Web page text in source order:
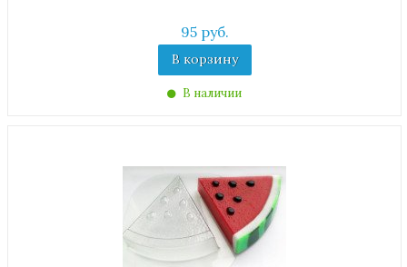
95 руб.
В корзину
В наличии